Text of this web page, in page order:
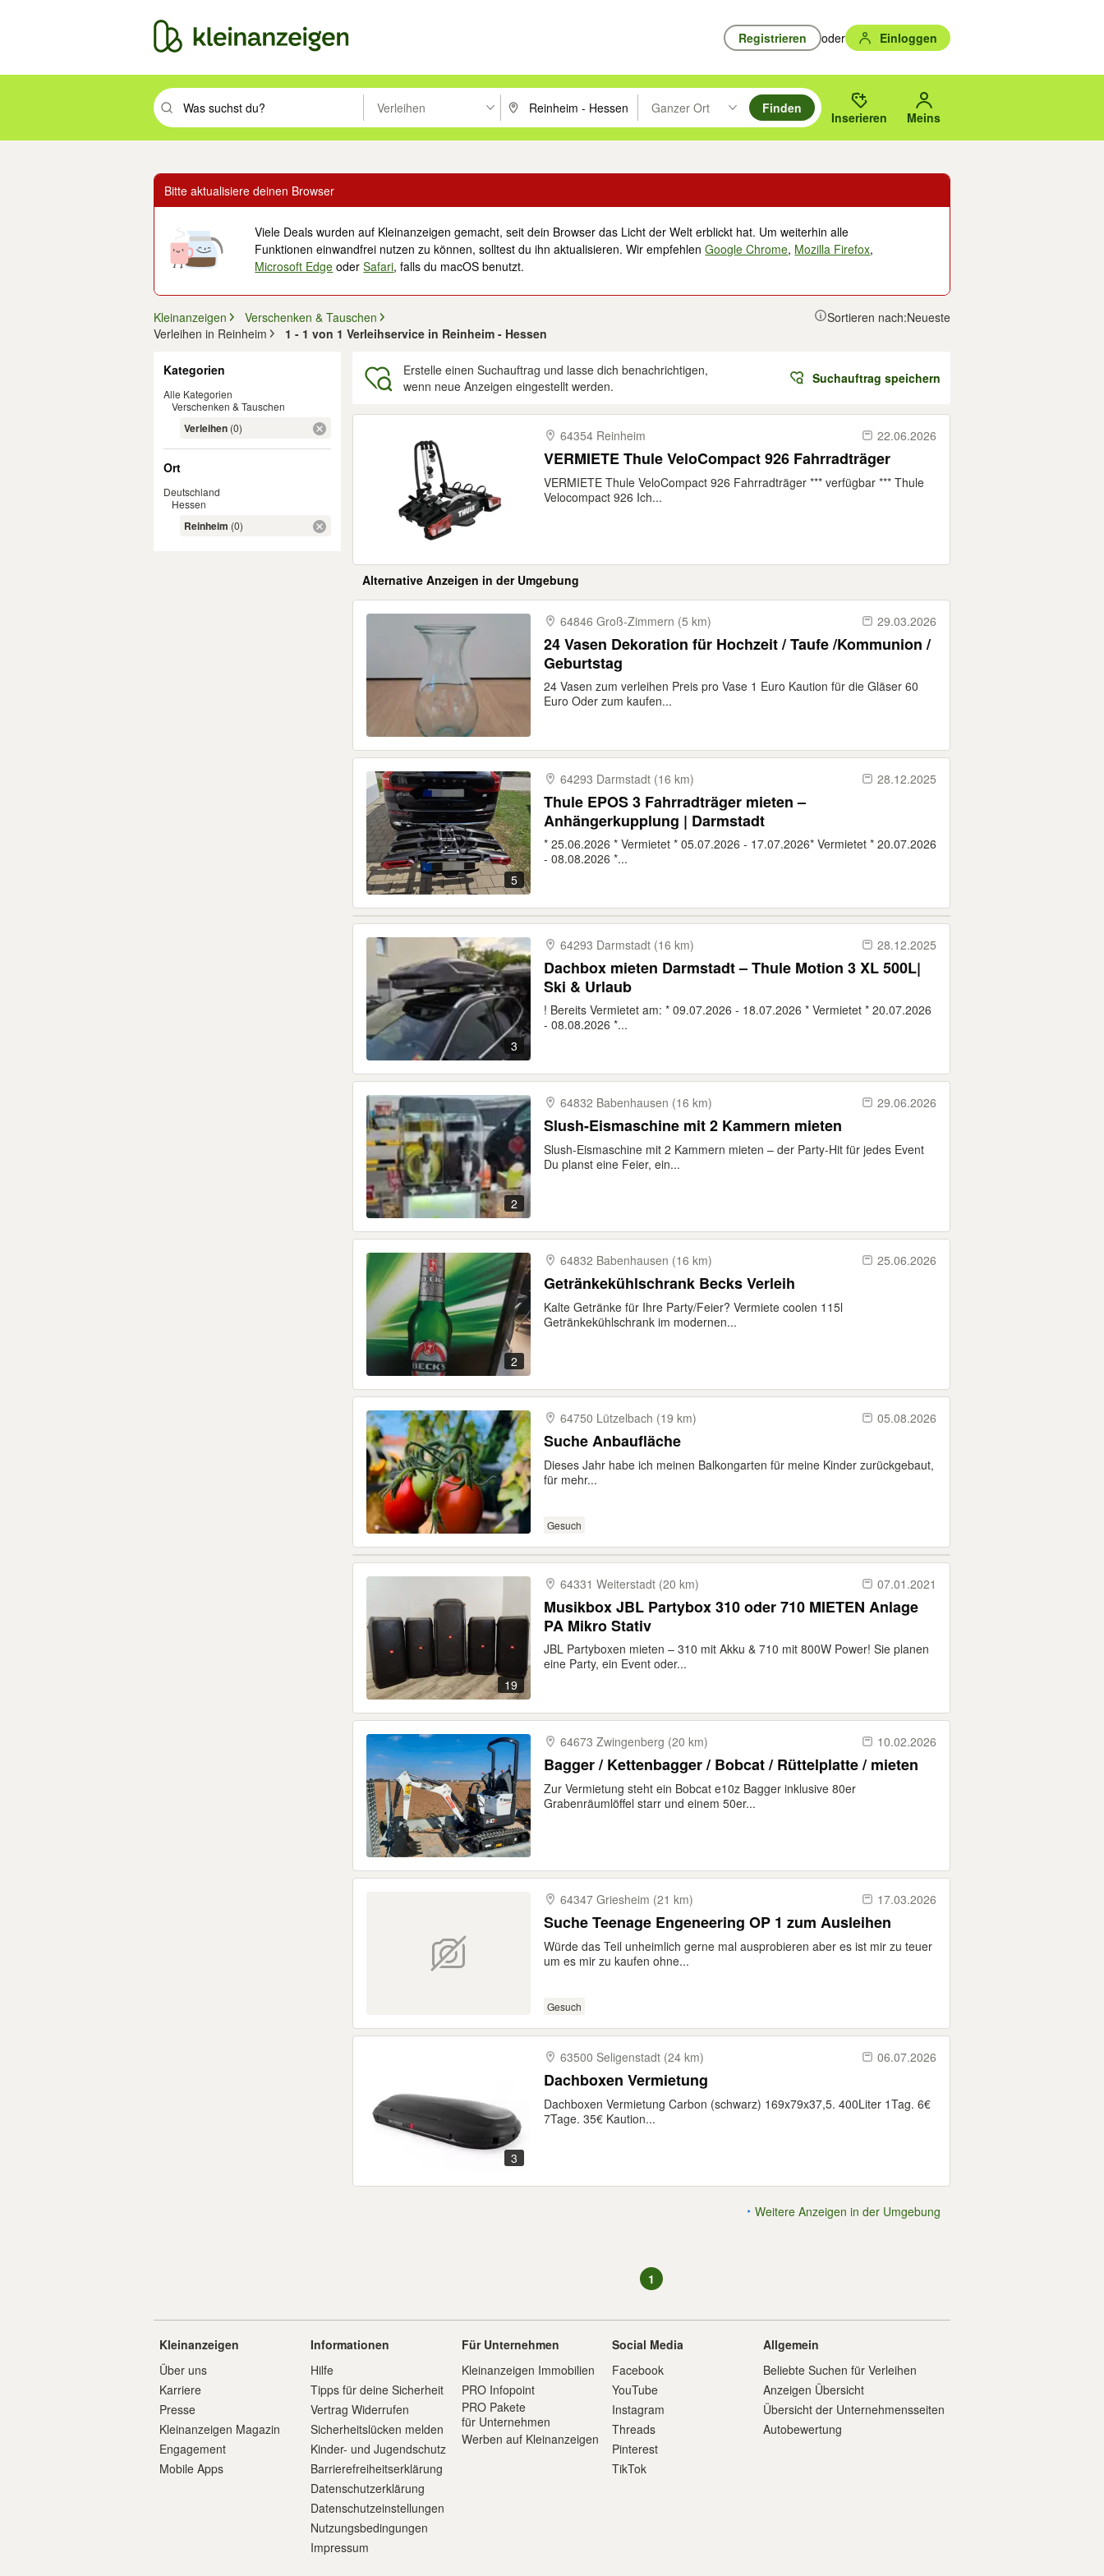
Registrieren oder Einloggen
Suchbegriff eingeben. Eingabetaste drücken um zu suchen, oder Vorschläge mit den Pfeiltasten nach oben/unten durchsuchen und mit Eingabetaste auswählen.
Verleihen PLZ oder Ort eingeben. Eingabetaste drücken um zu suchen, oder Vorschläge mit den Pfeiltasten nach oben/
Ganzer Ort
Suche im Umkreis des gewählten Orts oder PLZ.
Finden
Inserieren Meins
Bitte aktualisiere deinen Browser
Viele Deals wurden auf Kleinanzeigen gemacht, seit dein Browser das Licht der Welt erblickt hat. Um weiterhin alle
Funktionen einwandfrei nutzen zu können, solltest du ihn aktualisieren. Wir empfehlenGoogle Chrome, Mozilla Firefox,
Microsoft Edge oderSafari, falls du macOS benutzt.
Kleinanzeigen
Verschenken & Tauschen
Verleihen in Reinheim
1 - 1 von 1 Verleihservice in Reinheim - Hessen
Sortieren nach:Neueste
Kategorien
Alle Kategorien
Verschenken & Tauschen
Verleihen (0)
Ort
Deutschland
Hessen
Reinheim (0)
Erstelle einen Suchauftrag und lasse dich benachrichtigen,
wenn neue Anzeigen eingestellt werden.
Suchauftrag speichern
64354 Reinheim
22.06.2026
VERMIETE Thule VeloCompact 926 Fahrradträger
VERMIETE Thule VeloCompact 926 Fahrradträger *** verfügbar *** Thule
Velocompact 926 Ich...
Alternative Anzeigen in der Umgebung
64846 Groß-​Zimmern (5 km) 29.03.2026
24 Vasen Dekoration für Hochzeit / Taufe /Kommunion /
Geburtstag
24 Vasen zum verleihen Preis pro Vase 1 Euro Kaution für die Gläser 60
Euro Oder zum kaufen...
5
64293 Darmstadt (16 km) 28.12.2025
Thule EPOS 3 Fahrradträger mieten –
Anhängerkupplung | Darmstadt
* 25.06.2026 * Vermietet * 05.07.2026 - 17.07.2026* Vermietet * 20.07.2026
- 08.08.2026 *...
3
64293 Darmstadt (16 km) 28.12.2025
Dachbox mieten Darmstadt – Thule Motion 3 XL 500L|
Ski & Urlaub
! Bereits Vermietet am: * 09.07.2026 - 18.07.2026 * Vermietet * 20.07.2026
- 08.08.2026 *...
2
64832 Babenhausen (16 km) 29.06.2026
Slush-Eismaschine mit 2 Kammern mieten
Slush-Eismaschine mit 2 Kammern mieten – der Party-Hit für jedes Event
Du planst eine Feier, ein...
2
64832 Babenhausen (16 km) 25.06.2026
Getränkekühlschrank Becks Verleih
Kalte Getränke für Ihre Party/Feier? Vermiete coolen 115l
Getränkekühlschrank im modernen...
64750 Lützelbach (19 km) 05.08.2026
Suche Anbaufläche
Dieses Jahr habe ich meinen Balkongarten für meine Kinder zurückgebaut,
für mehr...
Gesuch
19
64331 Weiterstadt (20 km) 07.01.2021
Musikbox JBL Partybox 310 oder 710 MIETEN Anlage
PA Mikro Stativ
JBL Partyboxen mieten – 310 mit Akku & 710 mit 800W Power! Sie planen
eine Party, ein Event oder...
64673 Zwingenberg (20 km) 10.02.2026
Bagger / Kettenbagger / Bobcat / Rüttelplatte / mieten
Zur Vermietung steht ein Bobcat e10z Bagger inklusive 80er
Grabenräumlöffel starr und einem 50er...
64347 Griesheim (21 km) 17.03.2026
Suche Teenage Engeneering OP 1 zum Ausleihen
Würde das Teil unheimlich gerne mal ausprobieren aber es ist mir zu teuer
um es mir zu kaufen ohne...
Gesuch
3
63500 Seligenstadt (24 km) 06.07.2026
Dachboxen Vermietung
Dachboxen Vermietung Carbon (schwarz) 169x79x37,5. 400Liter 1Tag. 6€
7Tage. 35€ Kaution...
Weitere Anzeigen in der Umgebung
1
Kleinanzeigen
Über uns
Karriere
Presse
Kleinanzeigen Magazin
Engagement
Mobile Apps
Informationen
Hilfe
Tipps für deine Sicherheit
Vertrag Widerrufen
Sicherheitslücken melden
Kinder- und Jugendschutz
Barrierefreiheitserklärung
Datenschutzerklärung
Datenschutzeinstellungen
Nutzungsbedingungen
Impressum
Für Unternehmen
Kleinanzeigen Immobilien
PRO Infopoint
PRO Pakete
für Unternehmen
Werben auf Kleinanzeigen
Social Media
Facebook
YouTube
Instagram
Threads
Pinterest
TikTok
Allgemein
Beliebte Suchen für Verleihen
Anzeigen Übersicht
Übersicht der Unternehmensseiten
Autobewertung